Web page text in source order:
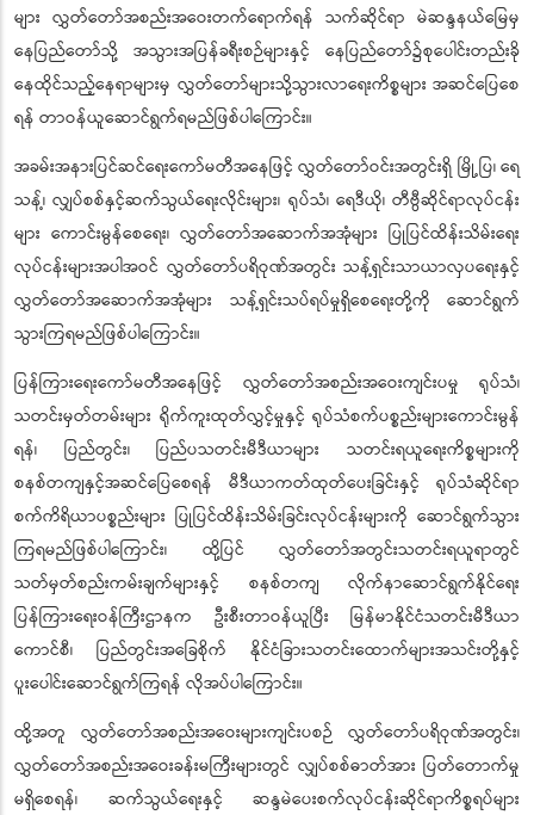
များ လွှတ်တော်အစည်းအဝေးတက်ရောက်ရန် သက်ဆိုင်ရာ မဲဆန္ဒနယ်မြေမှ
နေပြည်တော်သို့ အသွားအပြန်ခရီးစဉ်များနှင့် နေပြည်တော်၌စုပေါင်းတည်းခို
နေထိုင်သည့်နေရာများမှ လွှတ်တော်များသို့သွားလာရေးကိစ္စများ အဆင်ပြေစေ
ရန် တာဝန်ယူဆောင်ရွက်ရမည်ဖြစ်ပါကြောင်း။
အခမ်းအနားပြင်ဆင်ရေးကော်မတီအနေဖြင့် လွှတ်တော်ဝင်းအတွင်းရှိ မြို့ပြ၊ ရေ
သန့်၊ လျှပ်စစ်နှင့်ဆက်သွယ်ရေးလိုင်းများ၊ ရုပ်သံ၊ ရေဒီယို၊ တီဗွီဆိုင်ရာလုပ်ငန်း
များ ကောင်းမွန်စေရေး၊ လွှတ်တော်အဆောက်အအုံများ ပြုပြင်ထိန်းသိမ်းရေး
လုပ်ငန်းများအပါအဝင် လွှတ်တော်ပရိဝုဏ်အတွင်း သန့်ရှင်းသာယာလှပရေးနှင့်
လွှတ်တော်အဆောက်အအုံများ သန့်ရှင်းသပ်ရပ်မှုရှိစေရေးတို့ကို ဆောင်ရွက်
သွားကြရမည်ဖြစ်ပါကြောင်း။
ပြန်ကြားရေးကော်မတီအနေဖြင့် လွှတ်တော်အစည်းအဝေးကျင်းပမှု ရုပ်သံ၊
သတင်းမှတ်တမ်းများ ရိုက်ကူးထုတ်လွှင့်မှုနှင့် ရုပ်သံစက်ပစ္စည်းများကောင်းမွန်
ရန်၊ ပြည်တွင်း၊ ပြည်ပသတင်းမီဒီယာများ သတင်းရယူရေးကိစ္စများကို
စနစ်တကျနှင့်အဆင်ပြေစေရန် မီဒီယာကတ်ထုတ်ပေးခြင်းနှင့် ရုပ်သံဆိုင်ရာ
စက်ကိရိယာပစ္စည်းများ ပြုပြင်ထိန်းသိမ်းခြင်းလုပ်ငန်းများကို ဆောင်ရွက်သွား
ကြရမည်ဖြစ်ပါကြောင်း၊ ထို့ပြင် လွှတ်တော်အတွင်းသတင်းရယူရာတွင်
သတ်မှတ်စည်းကမ်းချက်များနှင့် စနစ်တကျ လိုက်နာဆောင်ရွက်နိုင်ရေး
ပြန်ကြားရေးဝန်ကြီးဌာနက ဦးစီးတာဝန်ယူပြီး မြန်မာနိုင်ငံသတင်းမီဒီယာ
ကောင်စီ၊ ပြည်တွင်းအခြေစိုက် နိုင်ငံခြားသတင်းထောက်များအသင်းတို့နှင့်
ပူးပေါင်းဆောင်ရွက်ကြရန် လိုအပ်ပါကြောင်း။
ထို့အတူ လွှတ်တော်အစည်းအဝေးများကျင်းပစဉ် လွှတ်တော်ပရိဝုဏ်အတွင်း၊
လွှတ်တော်အစည်းအဝေးခန်းမကြီးများတွင် လျှပ်စစ်ဓာတ်အား ပြတ်တောက်မှု
မရှိစေရန်၊ ဆက်သွယ်ရေးနှင့် ဆန္ဒမဲပေးစက်လုပ်ငန်းဆိုင်ရာကိစ္စရပ်များ